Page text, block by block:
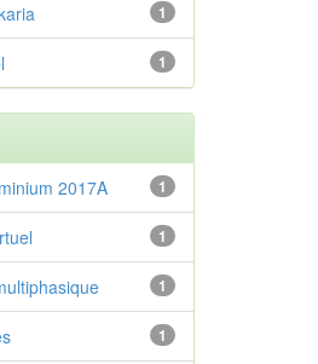
1
1
1
2017A
1
1
1